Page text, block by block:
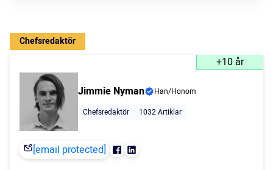
Chefsredaktör
+10 år
Jimmie Nyman
Han/Honom
Chefsredaktör
1032 Artiklar
[email protected]